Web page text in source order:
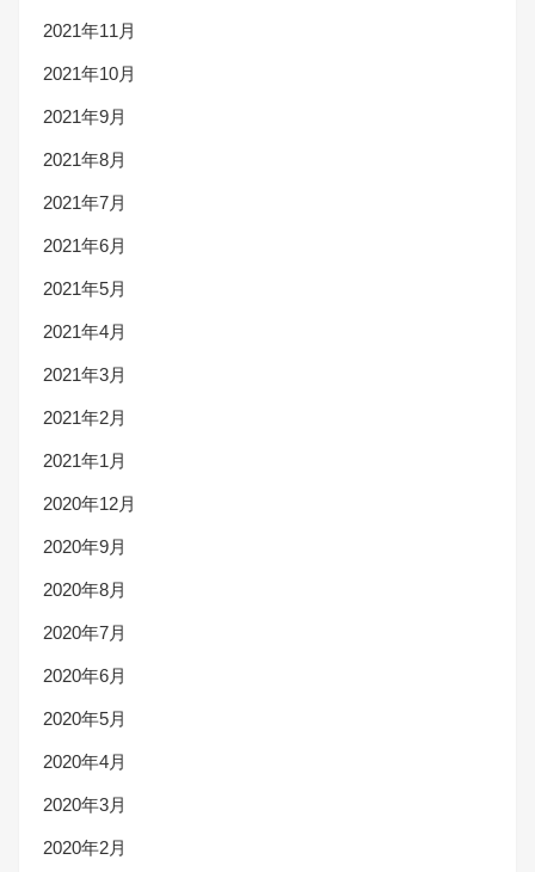
2021年11月
2021年10月
2021年9月
2021年8月
2021年7月
2021年6月
2021年5月
2021年4月
2021年3月
2021年2月
2021年1月
2020年12月
2020年9月
2020年8月
2020年7月
2020年6月
2020年5月
2020年4月
2020年3月
2020年2月